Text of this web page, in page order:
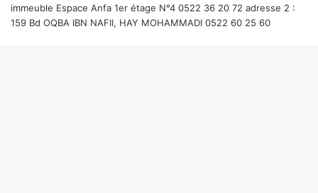
immeuble Espace Anfa 1er étage N°4 0522 36 20 72 adresse 2 :
159 Bd OQBA IBN NAFII, HAY MOHAMMADI 0522 60 25 60